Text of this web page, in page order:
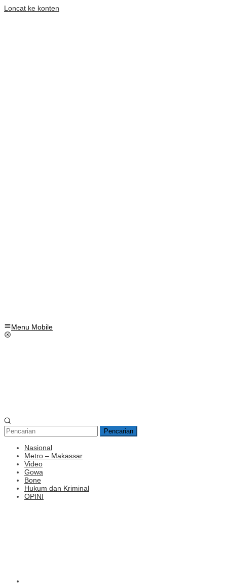
Loncat ke konten
Menu Mobile
Pencarian
Nasional
Metro – Makassar
Video
Gowa
Bone
Hukum dan Kriminal
OPINI